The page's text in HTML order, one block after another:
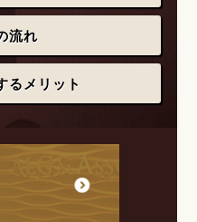
流れ
るメリット